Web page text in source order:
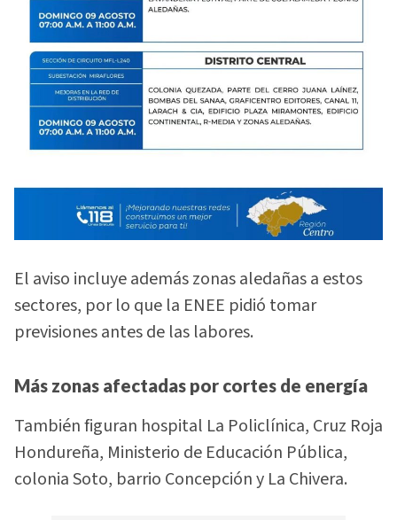
El aviso incluye además zonas aledañas a estos
sectores, por lo que la ENEE pidió tomar
previsiones antes de las labores.
Más zonas afectadas por cortes de energía
También figuran hospital La Policlínica, Cruz Roja
Hondureña, Ministerio de Educación Pública,
colonia Soto, barrio Concepción y La Chivera.